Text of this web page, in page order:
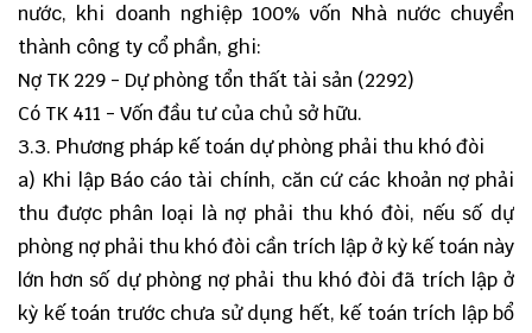
nước, khi doanh nghiệp 100% vốn Nhà nước chuyển
thành công ty cổ phần, ghi:
Nợ TK 229 - Dự phòng tổn thất tài sản (2292)
Có TK 411 - Vốn đầu tư của chủ sở hữu.
3.3. Phương pháp kế toán dự phòng phải thu khó đòi
a) Khi lập Báo cáo tài chính, căn cứ các khoản nợ phải
thu được phân loại là nợ phải thu khó đòi, nếu số dự
phòng nợ phải thu khó đòi cần trích lập ở kỳ kế toán này
lớn hơn số dự phòng nợ phải thu khó đòi đã trích lập ở
kỳ kế toán trước chưa sử dụng hết, kế toán trích lập bổ